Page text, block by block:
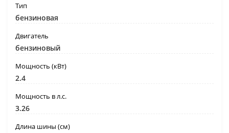
Тип
бензиновая
Двигатель
бензиновый
Мощность (кВт)
2.4
Мощность в л.с.
3.26
Длина шины (см)